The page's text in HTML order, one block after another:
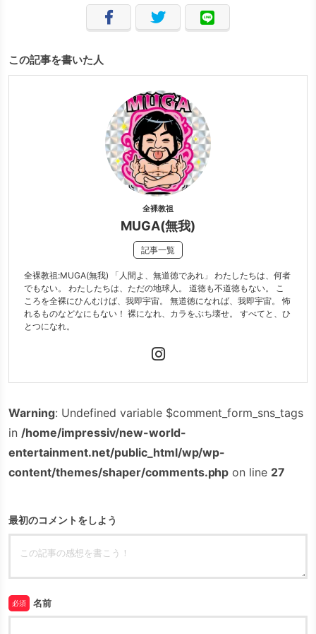
この記事を書いた人
全裸教祖
MUGA(無我)
記事一覧
全裸教祖:MUGA(無我) 「人間よ、無道徳であれ」 わたしたちは、何者
でもない。 わたしたちは、ただの地球人。 道徳も不道徳もない。 こ
ころを全裸にひんむけば、我即宇宙。 無道徳になれば、我即宇宙。 怖
れるものなどなにもない！ 裸になれ、カラをぶち壊せ。 すべてと、ひ
とつになれ。
Warning: Undefined variable $comment_form_sns_tags
in /home/impressiv/new-world-
entertainment.net/public_html/wp/wp-
content/themes/shaper/comments.php on line 27
最初のコメントをしよう
必須 名前